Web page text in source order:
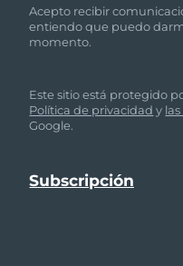
Acepto recibir
entiendo que puedo
momento.
Este sitio está protegido
Política de privacidad y
Google.